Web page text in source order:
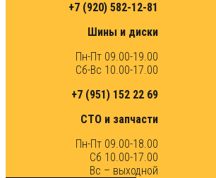
+7 (920) 582-12-81
Шины и диски
Пн-Пт 09.00-19.00
Сб-Вс 10.00-17.00
+7 (951) 152 22 69
СТО и запчасти
Пн-Пт 09.00-18.00
Сб 10.00-17.00
Вс – выходной